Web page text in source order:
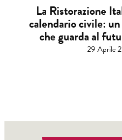
La Ristorazione
calendario civile:
che guarda al
29 Aprile